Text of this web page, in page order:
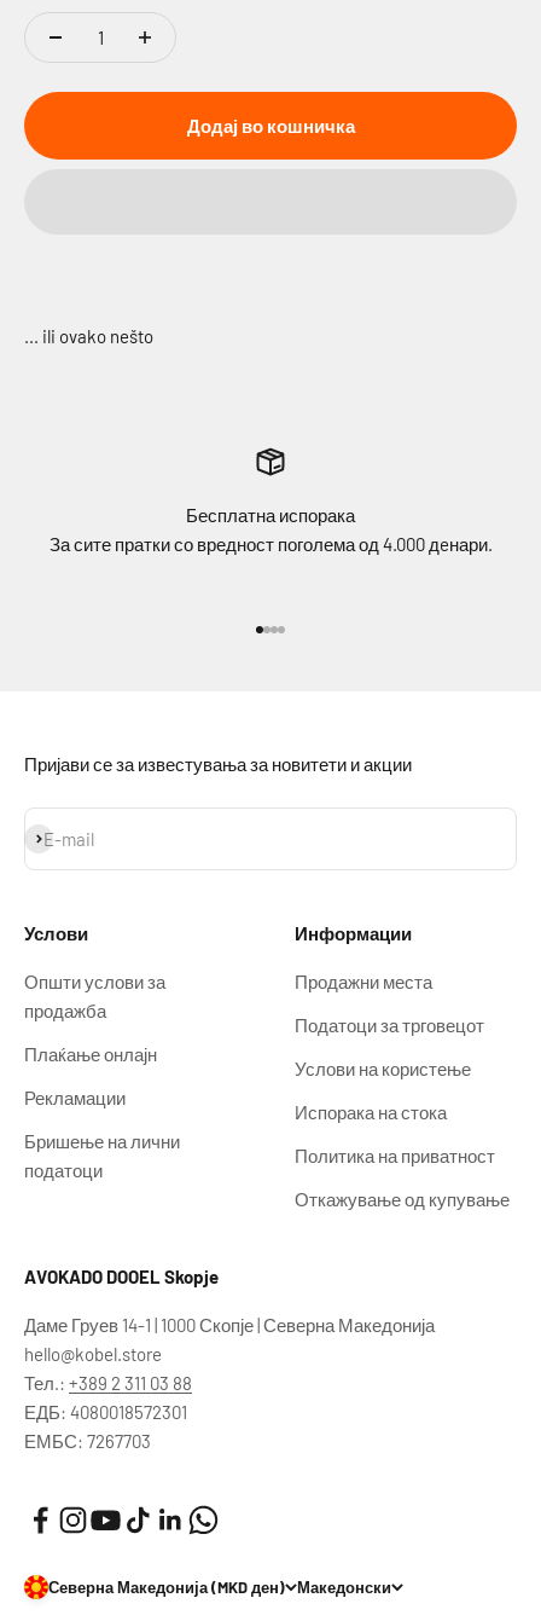
Додај во кошничка
Бесплатна испорака
За сите пратки со вредност поголема од 4.000 дeнари.
Пријави се за известувања за новитети и акции
E-mail
Prijavi se
Услови
Општи услови за
продажба
Плаќање онлајн
Рекламации
Бришење на лични
податоци
Информации
Продажни места
Податоци за трговецот
Услови на користење
Испорака на стока
Политика на приватност
Откажување од купување
AVOKADO DOOEL Skopje
Даме Груев 14-1 | 1000 Скопје | Северна Македонија
hello@kobel.store
Тел.: +389 2 311 03 88
ЕДБ: 4080018572301
ЕМБС: 7267703
Северна Македонија (MKD ден) Македонски